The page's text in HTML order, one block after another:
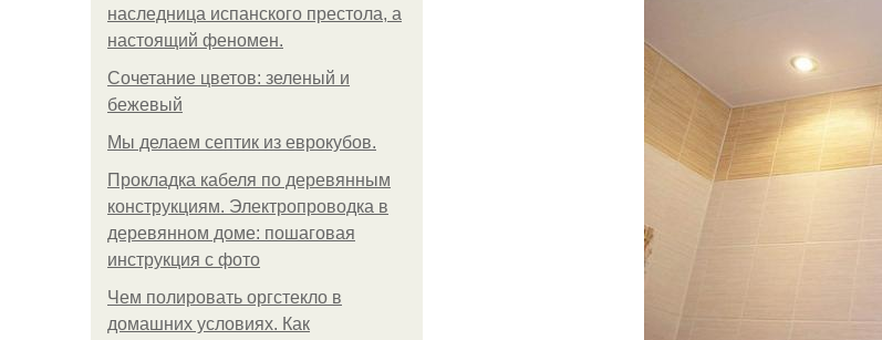
наследница испанского престола, а
настоящий феномен.
Сочетание цветов: зеленый и
бежевый
Мы делаем септик из еврокубов.
Прокладка кабеля по деревянным
конструкциям. Электропроводка в
деревянном доме: пошаговая
инструкция с фото
Чем полировать оргстекло в
домашних условиях. Как